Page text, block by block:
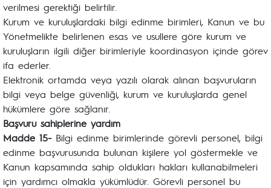
verilmesi gerektiği belirtilir.
Kurum ve kuruluşlardaki bilgi edinme birimleri, Kanun ve bu
Yönetmelikte belirlenen esas ve usullere göre kurum ve
kuruluşların ilgili diğer birimleriyle koordinasyon içinde görev
ifa ederler.
Elektronik ortamda veya yazılı olarak alınan başvuruların
bilgi veya belge güvenliği, kurum ve kuruluşlarda genel
hükümlere göre sağlanır.
Başvuru sahiplerine yardım
Madde 15- Bilgi edinme birimlerinde görevli personel, bilgi
edinme başvurusunda bulunan kişilere yol göstermekle ve
Kanun kapsamında sahip oldukları hakları kullanabilmeleri
için yardımcı olmakla yükümlüdür. Görevli personel bu